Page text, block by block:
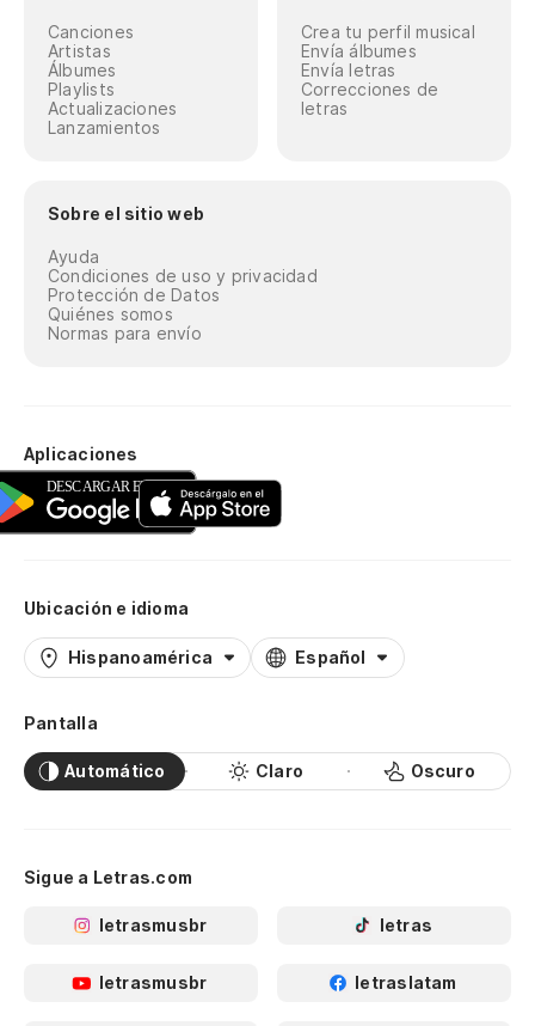
Canciones
Artistas
Álbumes
Playlists
Actualizaciones
Lanzamientos
Crea tu perfil musical
Envía álbumes
Envía letras
Correcciones de
letras
Sobre el sitio web
Ayuda
Condiciones de uso y privacidad
Protección de Datos
Quiénes somos
Normas para envío
Aplicaciones
Ubicación e idioma
Hispanoamérica Español
Pantalla
Automático Claro Oscuro
Sigue a Letras.com
letrasmusbr letras
letrasmusbr letraslatam